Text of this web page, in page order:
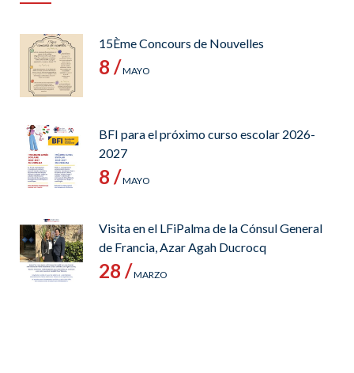
15Ème Concours de Nouvelles
8 /MAYO
BFI para el próximo curso escolar 2026-
2027
8 /MAYO
Visita en el LFiPalma de la Cónsul General
de Francia, Azar Agah Ducrocq
28 /MARZO